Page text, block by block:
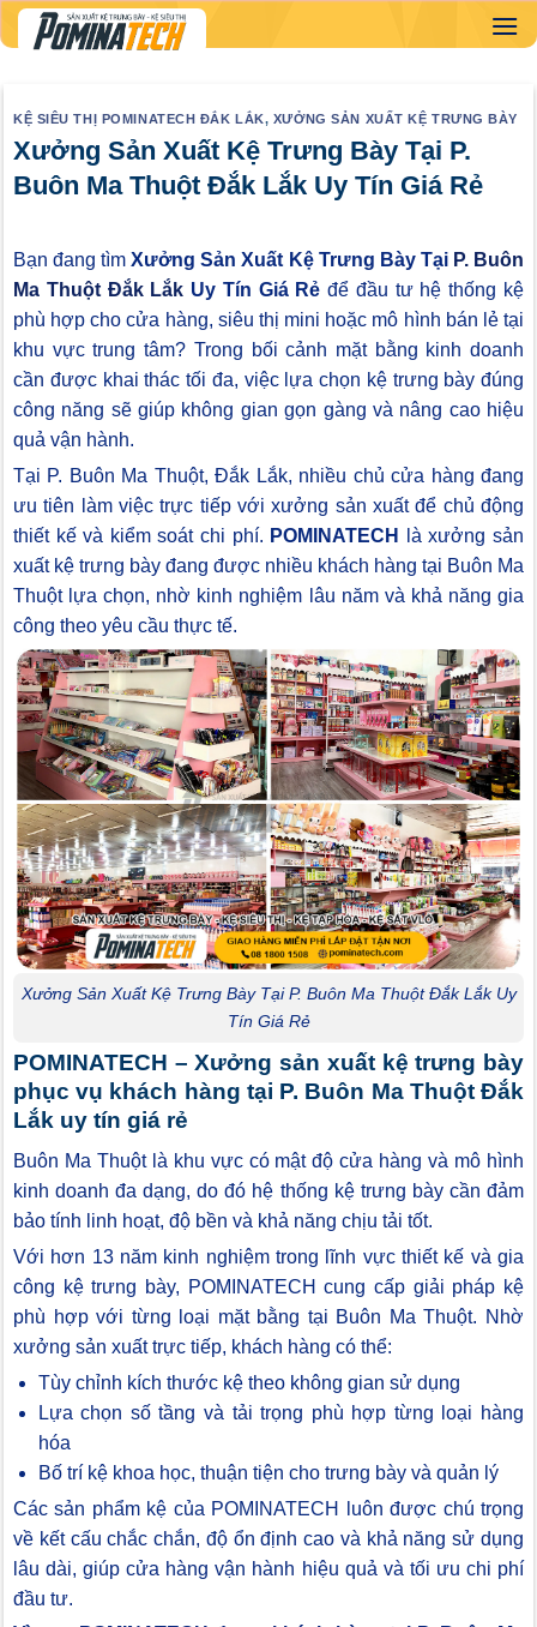
Skip
to
KỆ SIÊU THỊ POMINATECH ĐẮK LẮK, XƯỞNG SẢN XUẤT KỆ TRƯNG BÀY
Xưởng Sản Xuất Kệ Trưng Bày Tại P.
Buôn Ma Thuột Đắk Lắk Uy Tín Giá Rẻ
Bạn đang tìmXưởng Sản Xuất Kệ Trưng Bày Tại P. Buôn
Ma Thuột Đắk Lắk Uy Tín Giá Rẻ để đầu tư hệ thống kệ
phù hợp cho cửa hàng, siêu thị mini hoặc mô hình bán lẻ tại
khu vực trung tâm? Trong bối cảnh mặt bằng kinh doanh
cần được khai thác tối đa, việc lựa chọn kệ trưng bày đúng
công năng sẽ giúp không gian gọn gàng và nâng cao hiệu
quả vận hành.
Tại P. Buôn Ma Thuột, Đắk Lắk, nhiều chủ cửa hàng đang
ưu tiên làm việc trực tiếp với xưởng sản xuất để chủ động
thiết kế và kiểm soát chi phí. POMINATECH
là xưởng sản
xuất kệ trưng bày đang được nhiều khách hàng tại Buôn Ma
Thuột lựa chọn, nhờ kinh nghiệm lâu năm và khả năng gia
công theo yêu cầu thực tế.
Xưởng Sản Xuất Kệ Trưng Bày Tại P. Buôn Ma Thuột Đắk Lắk Uy
Tín Giá Rẻ
POMINATECH – Xưởng sản xuất kệ trưng bày
phục vụ khách hàng tại P. Buôn Ma Thuột Đắk
Lắk uy tín giá rẻ
Buôn Ma Thuột là khu vực có mật độ cửa hàng và mô hình
kinh doanh đa dạng, do đó hệ thống kệ trưng bày cần đảm
bảo tính linh hoạt, độ bền và khả năng chịu tải tốt.
Với hơn 13 năm kinh nghiệm trong lĩnh vực thiết kế và gia
công kệ trưng bày, POMINATECH cung cấp giải pháp kệ
phù hợp với từng loại mặt bằng tại Buôn Ma Thuột. Nhờ
xưởng sản xuất trực tiếp, khách hàng có thể:
Tùy chỉnh kích thước kệ theo không gian sử dụng
Lựa chọn số tầng và tải trọng phù hợp từng loại hàng
hóa
Bố trí kệ khoa học, thuận tiện cho trưng bày và quản lý
Các sản phẩm kệ của POMINATECH luôn được chú trọng
về kết cấu chắc chắn, độ ổn định cao và khả năng sử dụng
lâu dài, giúp cửa hàng vận hành hiệu quả và tối ưu chi phí
đầu tư.